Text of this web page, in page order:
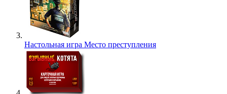
Настольная игра Место преступления